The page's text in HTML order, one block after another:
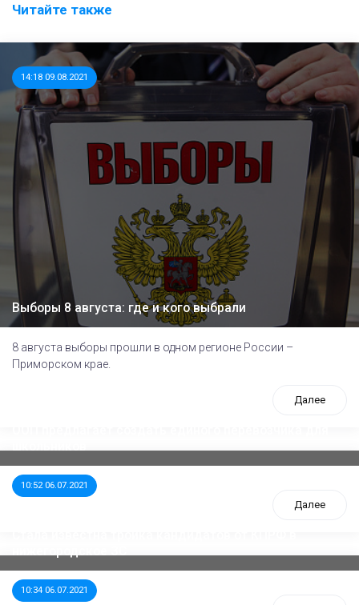
Читайте также
14:18 09.08.2021
Выборы 8 августа: где и кого выбрали
8 августа выборы прошли в одном регионе России –
Приморском крае.
Далее
10:52 06.07.2021
Далее
10:34 06.07.2021